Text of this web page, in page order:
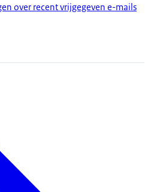
over recent vrijgegeven e-mails